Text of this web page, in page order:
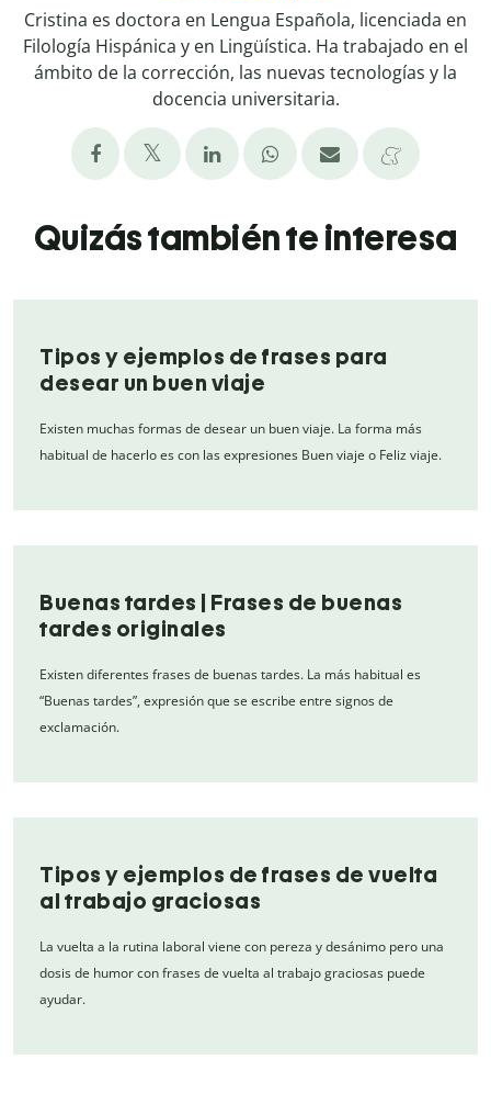
Cristina es doctora en Lengua Española, licenciada en
Filología Hispánica y en Lingüística. Ha trabajado en el
ámbito de la corrección, las nuevas tecnologías y la
docencia universitaria.
Quizás también te interesa
Tipos y ejemplos de frases para
desear un buen viaje
Existen muchas formas de desear un buen viaje. La forma más
habitual de hacerlo es con las expresiones Buen viaje o Feliz viaje.
Buenas tardes | Frases de buenas
tardes originales
Existen diferentes frases de buenas tardes. La más habitual es
“Buenas tardes”, expresión que se escribe entre signos de
exclamación.
Tipos y ejemplos de frases de vuelta
al trabajo graciosas
La vuelta a la rutina laboral viene con pereza y desánimo pero una
dosis de humor con frases de vuelta al trabajo graciosas puede
ayudar.